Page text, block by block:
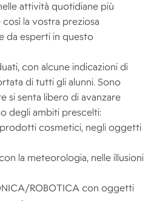
attività quotidiane più
la vostra preziosa
da esperti in questo
con alcune indicazioni di
di tutti gli alunni. Sono
si senta libero di avanzare
degli ambiti prescelti:
cosmetici, negli oggetti
la meteorologia, nelle illusioni
ROBOTICA con oggetti